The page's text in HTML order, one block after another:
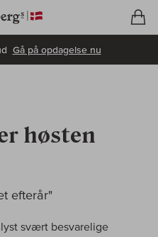
Gå på opdagelse nu
høsten
efterår"
svært besvarelige